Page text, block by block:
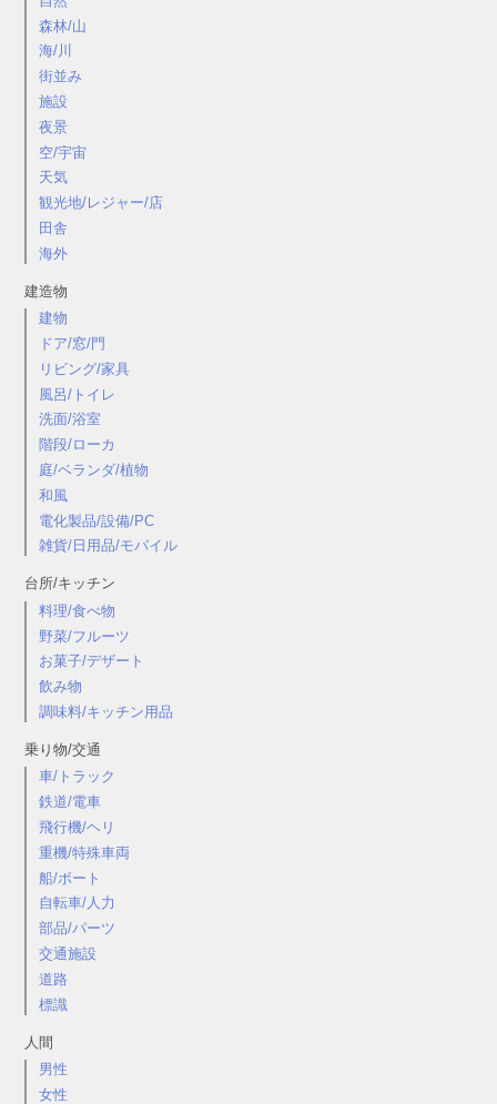
森林/山
海/川
街並み
施設
夜景
空/宇宙
天気
観光地/レジャー/店
田舎
海外
建造物
建物
ドア/窓/門
リビング/家具
風呂/トイレ
洗面/浴室
階段/ローカ
庭/ベランダ/植物
和風
電化製品/設備/PC
雑貨/日用品/モバイル
台所/キッチン
料理/食べ物
野菜/フルーツ
お菓子/デザート
飲み物
調味料/キッチン用品
乗り物/交通
車/トラック
鉄道/電車
飛行機/ヘリ
重機/特殊車両
船/ボート
自転車/人力
部品/パーツ
交通施設
道路
標識
人間
男性
女性